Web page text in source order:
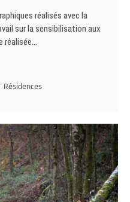
réalisés avec la
sur la sensibilisation aux
réalisée…
Résidences